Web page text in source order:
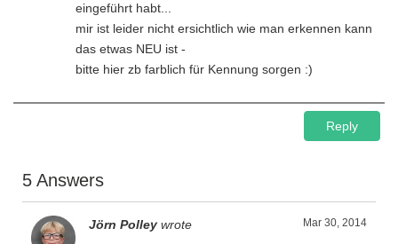
eingeführt habt...
mir ist leider nicht ersichtlich wie man erkennen kann
das etwas NEU ist -
bitte hier zb farblich für Kennung sorgen :)
Reply
5 Answers
Mar 30, 2014
Jörn Polley wrote